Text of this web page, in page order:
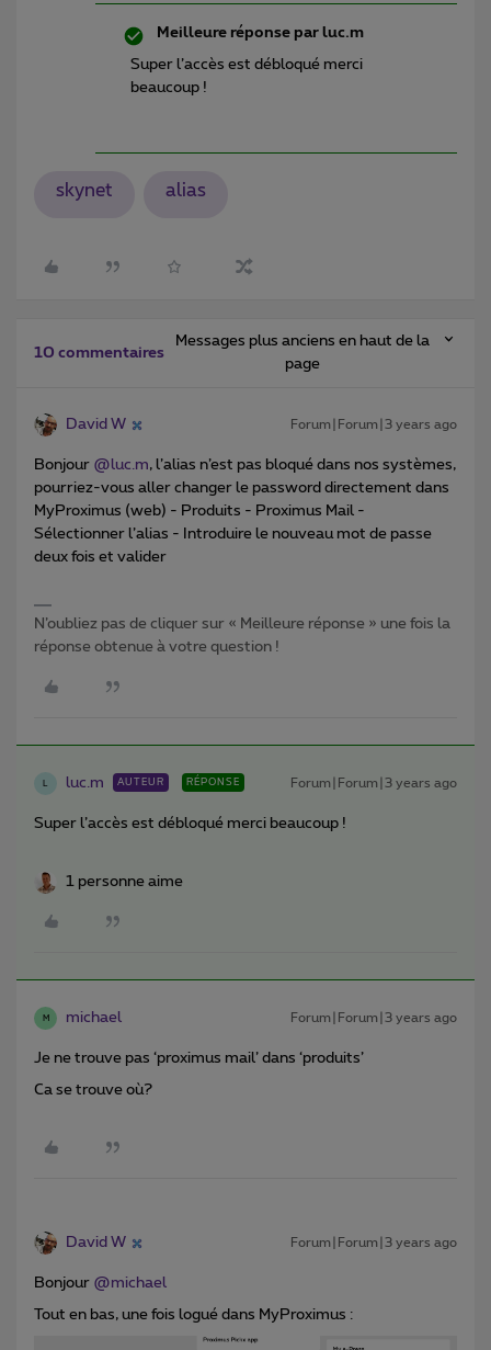
Meilleure réponse par luc.m
Super l’accès est débloqué merci
beaucoup !
skynet alias
10 commentaires
Messages plus anciens en haut de la
page
David W Forum|Forum|3 years ago
Bonjour @luc.m, l’alias n’est pas bloqué dans nos systèmes,
pourriez-vous aller changer le password directement dans
MyProximus (web) - Produits - Proximus Mail -
Sélectionner l’alias - Introduire le nouveau mot de passe
deux fois et valider
N’oubliez pas de cliquer sur « Meilleure réponse » une fois la
réponse obtenue à votre question !
luc.m AUTEUR RÉPONSE Forum|Forum|3 years ago
Super l’accès est débloqué merci beaucoup !
1 personne aime
M michael Forum|Forum|3 years ago
Je ne trouve pas ‘proximus mail’ dans ‘produits’
Ca se trouve où?
David W Forum|Forum|3 years ago
Bonjour @michael
Tout en bas, une fois logué dans MyProximus :